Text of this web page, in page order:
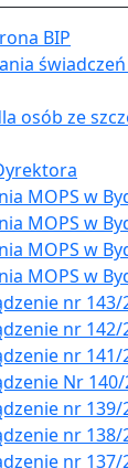
BIP
osób ze
MOPS w
MOPS w
MOPS w
MOPS w
nr 143/
nr 142/
nr 141/
Nr
nr 139/
nr 138/
nr 137/